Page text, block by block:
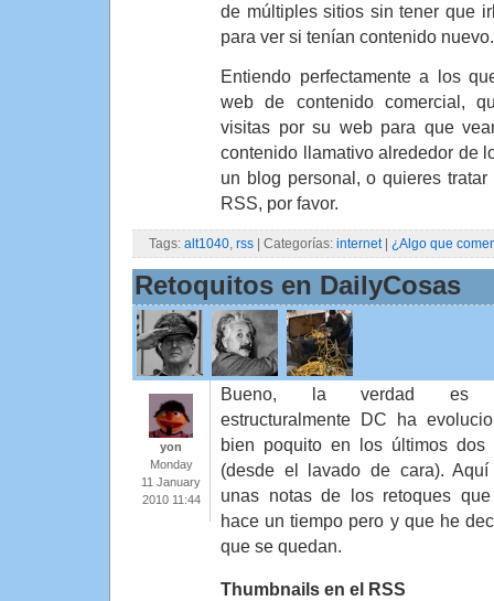
de múltiples sitios sin tener que
para ver si tenían contenido nuevo.
Entiendo perfectamente a los
web de contenido comercial,
visitas por su web para que
contenido llamativo alrededor de
un blog personal, o quieres
RSS, por favor.
Tags: alt1040, rss | Categorías: internet| ¿Algo que
Retoquitos en DailyCosas
yon
Monday
11 January
2010 11:44
Bueno, la verdad es
estructuralmente DC ha
bien poquito en los últimos dos
(desde el lavado de cara).
unas notas de los retoques
hace un tiempo pero y que he
que se quedan.
Thumbnails en el RSS